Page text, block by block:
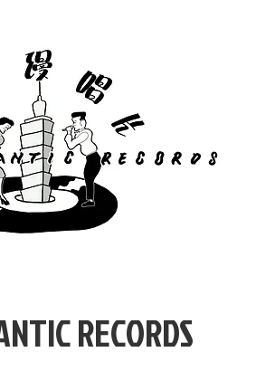
RECORDS